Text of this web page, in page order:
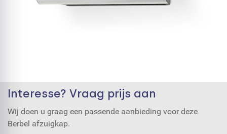
Interesse? Vraag prijs aan
Wij doen u graag een passende aanbieding voor deze
Berbel afzuigkap.